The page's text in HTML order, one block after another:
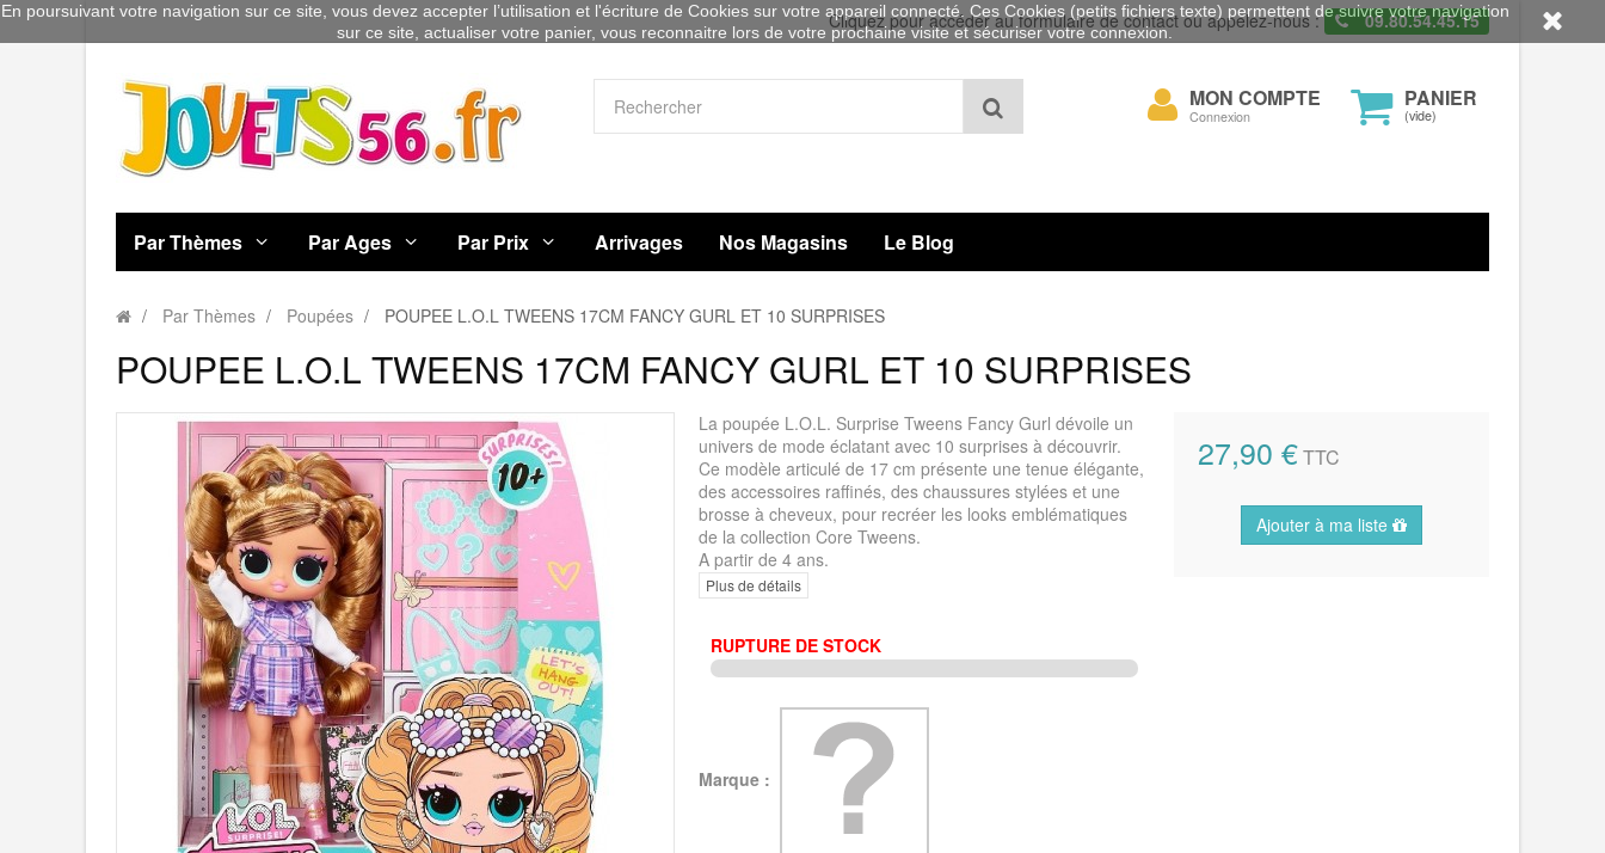
Cliquez pour accéder au formulaire de contact ou appelez-nous : 09.80.54.45.15
PANIER
(vide)
Mon
compte
MON COMPTE
Connexion
Par Thèmes Par Ages Par Prix Arrivages Nos Magasins Le Blog
Par Thèmes Poupées POUPEE L.O.L TWEENS 17CM FANCY GURL ET 10 SURPRISES
POUPEE L.O.L TWEENS 17CM FANCY GURL ET 10 SURPRISES
27,90 €TTC
Ajouter à ma liste
La poupée L.O.L. Surprise Tweens Fancy Gurl dévoile un
univers de mode éclatant avec 10 surprises à découvrir.
Ce modèle articulé de 17 cm présente une tenue élégante,
des accessoires raffinés, des chaussures stylées et une
brosse à cheveux, pour recréer les looks emblématiques
de la collection Core Tweens.
A partir de 4 ans.
Plus de détails
RUPTURE DE STOCK
Marque :
En poursuivant votre navigation sur ce site, vous devez accepter l’utilisation et l'écriture de Cookies sur votre appareil connecté. Ces Cookies (petits fichiers texte) permettent de suivre votre navigation
sur ce site, actualiser votre panier, vous reconnaitre lors de votre prochaine visite et sécuriser votre connexion.